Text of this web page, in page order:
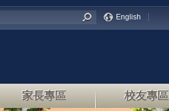
English
家長專區 校友專區